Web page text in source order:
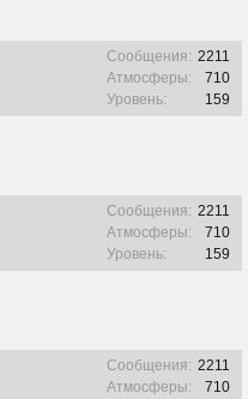
Сообщения: 2211
Атмосферы:
710
Уровень:
159
Сообщения: 2211
Атмосферы:
710
Уровень:
159
Сообщения: 2211
Атмосферы:
710